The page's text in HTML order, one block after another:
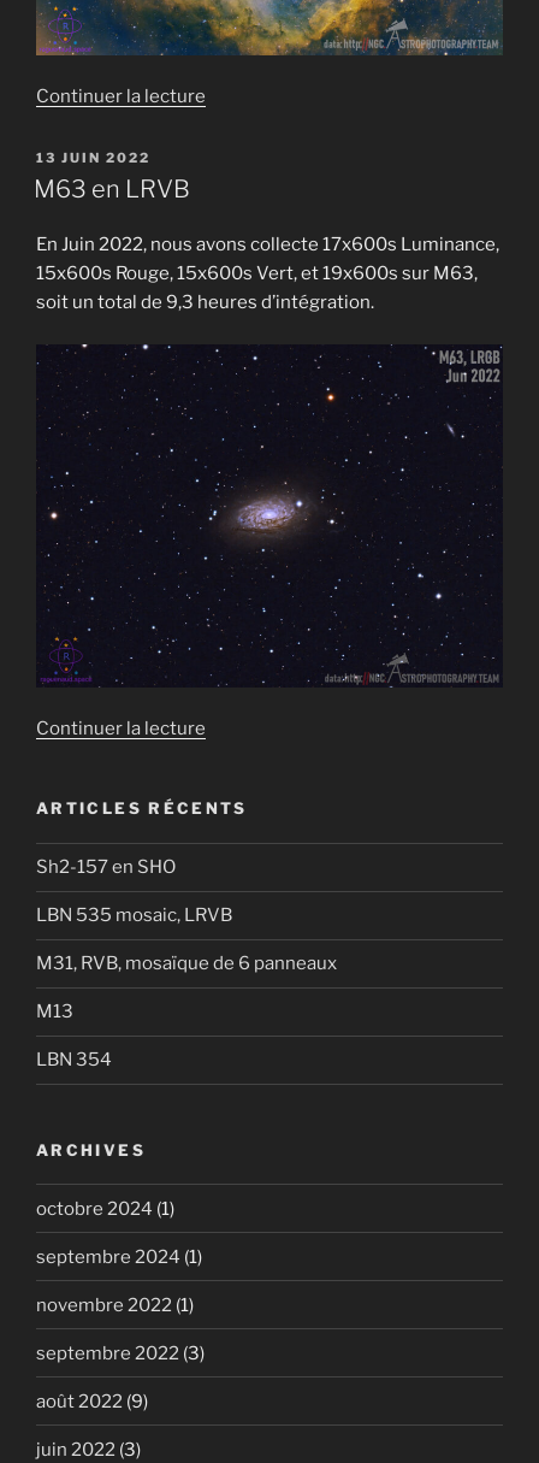
Continuer la lecture
en
SHO »
PUBLIÉ
LE
13 JUIN 2022
M63 en LRVB
En Juin 2022, nous avons collecte 17x600s Luminance,
15x600s Rouge, 15x600s Vert, et 19x600s sur M63,
soit un total de 9,3 heures d’intégration.
Continuer la lecture
LRVB »
ARTICLES RÉCENTS
Sh2-157 en SHO
LBN 535 mosaic, LRVB
M31, RVB, mosaïque de 6 panneaux
M13
LBN 354
ARCHIVES
octobre 2024 (1)
septembre 2024 (1)
novembre 2022 (1)
septembre 2022 (3)
août 2022 (9)
juin 2022 (3)